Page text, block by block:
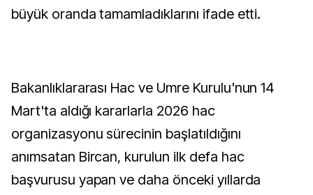
büyük oranda tamamladıklarını ifade etti.
Bakanlıklararası Hac ve Umre Kurulu'nun 14
Mart'ta aldığı kararlarla 2026 hac
organizasyonu sürecinin başlatıldığını
anımsatan Bircan, kurulun ilk defa hac
başvurusu yapan ve daha önceki yıllarda